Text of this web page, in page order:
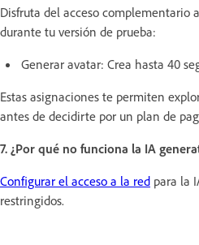
Disfruta del acceso complementario
durante tu versión de prueba:
Generar avatar: Crea hasta 40
Estas asignaciones te permiten
antes de decidirte por un plan de
7. ¿Por qué no funciona la IA
Configurar el acceso a la red para la
restringidos.